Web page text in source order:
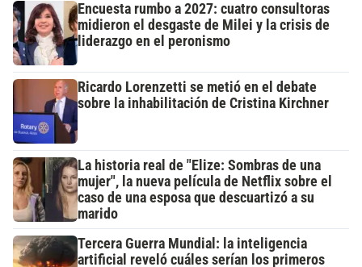
Encuesta rumbo a 2027: cuatro consultoras
midieron el desgaste de Milei y la crisis de
liderazgo en el peronismo
Ricardo Lorenzetti se metió en el debate
sobre la inhabilitación de Cristina Kirchner
La historia real de "Elize: Sombras de una
mujer", la nueva película de Netflix sobre el
caso de una esposa que descuartizó a su
marido
Tercera Guerra Mundial: la inteligencia
artificial reveló cuáles serían los primeros